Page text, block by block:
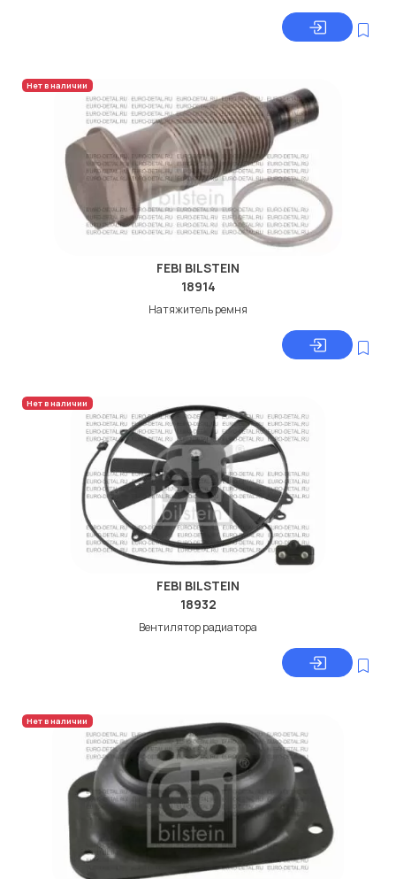
Нет в наличии
FEBI BILSTEIN
18914
Натяжитель ремня
Нет в наличии
FEBI BILSTEIN
18932
Вентилятор радиатора
Нет в наличии